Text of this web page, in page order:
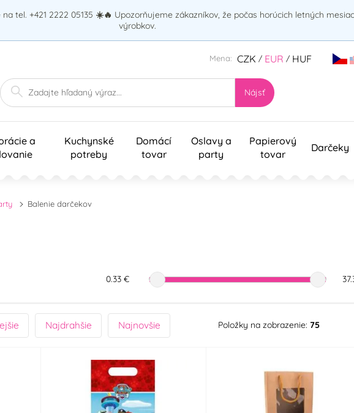
tel. +421 2222 05135 ☀️🔥 Upozorňujeme zákazníkov, že počas horúcich letných
výrobkov.
Mena: CZK / EUR / HUF
Nájsť
a
Kuchynské
potreby
Domácí
tovar
Oslavy a
party
Papierový
tovar
Darčeky
Balenie darčekov
0.33 €
Najdrahšie Najnovšie Položky na zobrazenie: 75